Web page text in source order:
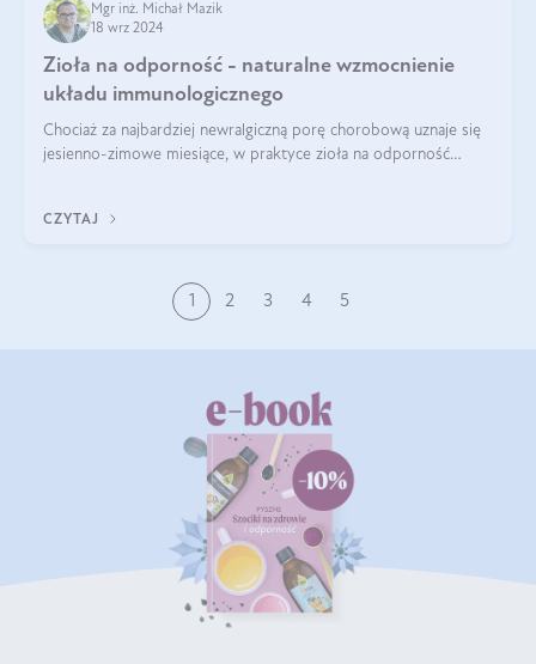
Mgr inż. Michał Mazik
18 wrz 2024
Zioła na odporność - naturalne wzmocnienie
układu immunologicznego
Chociaż za najbardziej newralgiczną porę chorobową uznaje się
jesienno-zimowe miesiące, w praktyce zioła na odporność
CZYTAJ
1 2 3 4 5